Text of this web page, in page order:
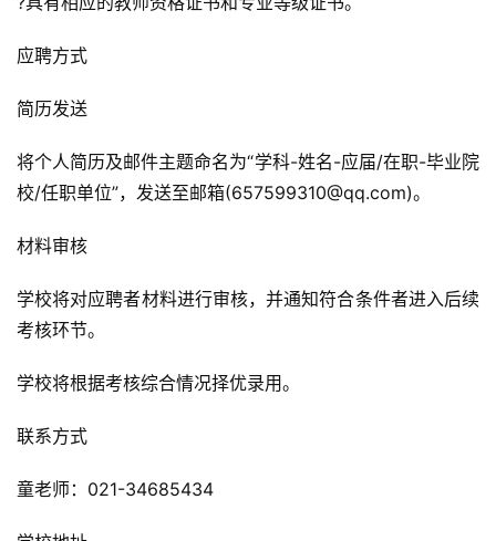
应聘方式
简历发送
将个人简历及邮件主题命名为“学科-姓名-应届/在职-毕业院
校/任职单位”，发送至邮箱(657599310@qq.com)。
材料审核
学校将对应聘者材料进行审核，并通知符合条件者进入后续
考核环节。
学校将根据考核综合情况择优录用。
联系方式
童老师：021-34685434